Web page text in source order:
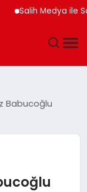
Salih Medya ile
Babucoğlu